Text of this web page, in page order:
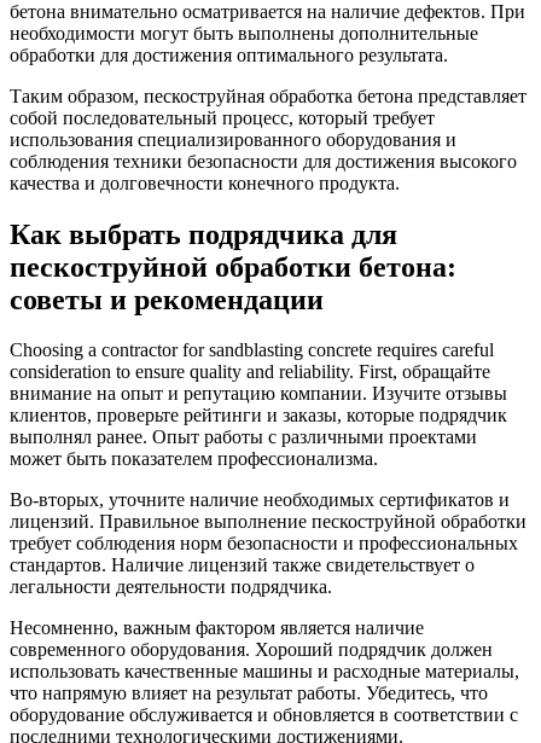
бетона внимательно осматривается на наличие дефектов. При
необходимости могут быть выполнены дополнительные
обработки для достижения оптимального результата.
Таким образом, пескоструйная обработка бетона представляет
собой последовательный процесс, который требует
использования специализированного оборудования и
соблюдения техники безопасности для достижения высокого
качества и долговечности конечного продукта.
Как выбрать подрядчика для
пескоструйной обработки бетона:
советы и рекомендации
Choosing a contractor for sandblasting concrete requires careful
consideration to ensure quality and reliability. First, обращайте
внимание на опыт и репутацию компании. Изучите отзывы
клиентов, проверьте рейтинги и заказы, которые подрядчик
выполнял ранее. Опыт работы с различными проектами
может быть показателем профессионализма.
Во-вторых, уточните наличие необходимых сертификатов и
лицензий. Правильное выполнение пескоструйной обработки
требует соблюдения норм безопасности и профессиональных
стандартов. Наличие лицензий также свидетельствует о
легальности деятельности подрядчика.
Несомненно, важным фактором является наличие
современного оборудования. Хороший подрядчик должен
использовать качественные машины и расходные материалы,
что напрямую влияет на результат работы. Убедитесь, что
оборудование обслуживается и обновляется в соответствии с
последними технологическими достижениями.